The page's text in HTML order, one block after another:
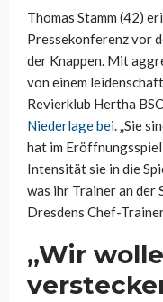
Thomas Stamm (42)
Pressekonferenz vor
der Knappen. Mit
von einem
Revierklub Hertha
Niederlage bei. „Sie
hat im
Intensität sie in die
was ihr Trainer an der
Dresdens Chef-
„Wir